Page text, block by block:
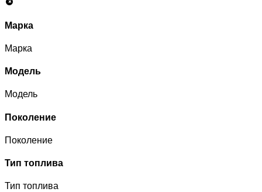
Марка
Марка
Модель
Модель
Поколение
Поколение
Тип топлива
Тип топлива